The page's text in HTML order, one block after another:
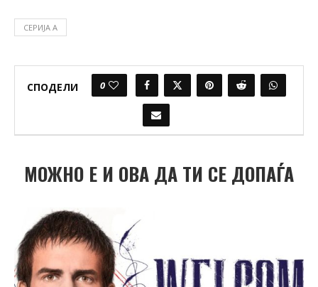
СЕРИЈА А
СПОДЕЛИ 0
МОЖНО Е И ОВА ДА ТИ СЕ ДОПАЃА